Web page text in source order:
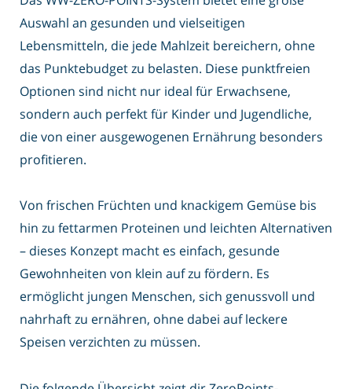
Auswahl an gesunden und vielseitigen
Lebensmitteln, die jede Mahlzeit bereichern, ohne
das Punktebudget zu belasten. Diese punktfreien
Optionen sind nicht nur ideal für Erwachsene,
sondern auch perfekt für Kinder und Jugendliche,
die von einer ausgewogenen Ernährung besonders
profitieren.
Von frischen Früchten und knackigem Gemüse bis
hin zu fettarmen Proteinen und leichten Alternativen
– dieses Konzept macht es einfach, gesunde
Gewohnheiten von klein auf zu fördern. Es
ermöglicht jungen Menschen, sich genussvoll und
nahrhaft zu ernähren, ohne dabei auf leckere
Speisen verzichten zu müssen.